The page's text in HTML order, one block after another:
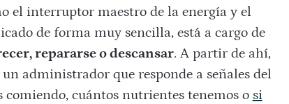
el interruptor maestro de la energía y el
de forma muy sencilla, está a cargo de
repararse o descansar. A partir de ahí,
administrador que responde a señales del
cuántos nutrientes tenemos o si